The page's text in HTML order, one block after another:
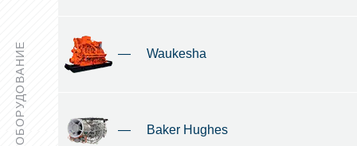
ОБОРУДОВАНИЕ — Waukesha
— Baker Hughes